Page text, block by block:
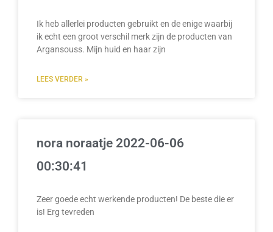
Ik heb allerlei producten gebruikt en de enige waarbij
ik echt een groot verschil merk zijn de producten van
Argansouss. Mijn huid en haar zijn
LEES VERDER »
nora noraatje 2022-06-06
00:30:41
Zeer goede echt werkende producten! De beste die er
is! Erg tevreden